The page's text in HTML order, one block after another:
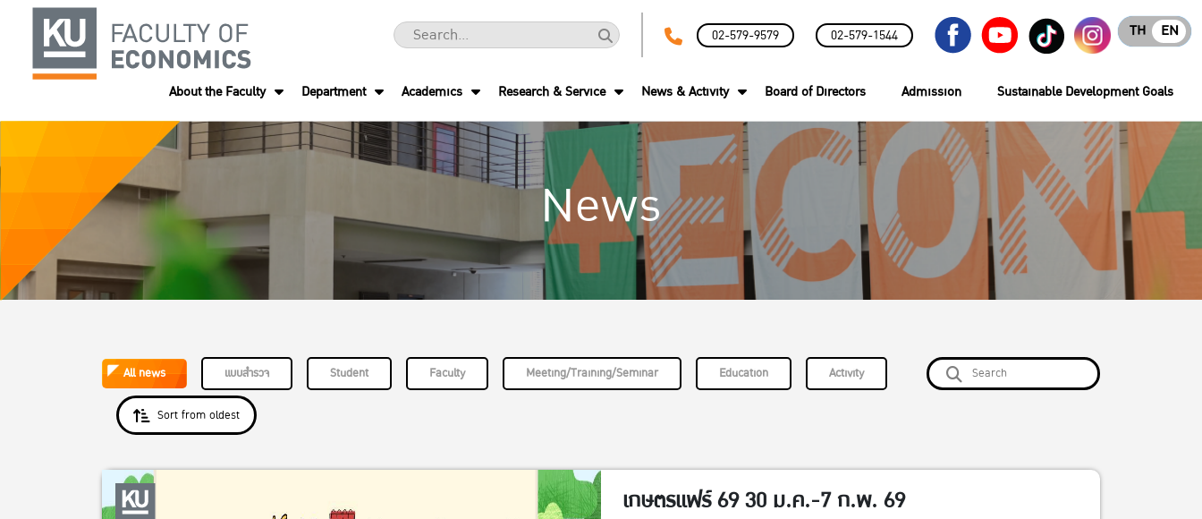
02-579-9579 02-579-1544 EN
TH
About the Faculty Department Academics Research & Service News & Activity Board of Directors Admission Sustainable Development Goals
News
All news แบบสำรวจ Student Faculty Meeting/Training/Seminar Education Activity
Sort from oldest
เกษตรแฟร์ 69 30 ม.ค.-7 ก.พ. 69